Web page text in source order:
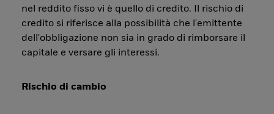
nel reddito fisso vi è quello di credito. Il rischio di
credito si riferisce alla possibilità che l'emittente
dell'obbligazione non sia in grado di rimborsare il
capitale e versare gli interessi.
Rischio di cambio